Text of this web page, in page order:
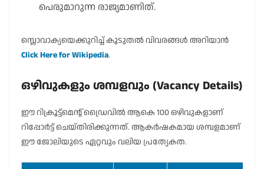
പെരുമാറുന്ന രാജ്യമാണിത്.
സ്ലൊവാക്യയെക്കുറിച്ച് കൂടുതൽ വിവരങ്ങൾ അറിയാൻ
Click Here for Wikipedia.
ഒഴിവുകളും ശമ്പളവും (Vacancy Details)
ഈ റിക്രൂട്ട്മെന്റ് ഡ്രൈവിൽ ആകെ 100 ഒഴിവുകളാണ്
റിപ്പോർട്ട് ചെയ്തിരിക്കുന്നത്. ആകർഷകമായ ശമ്പളമാണ്
ഈ ജോലിയുടെ ഏറ്റവും വലിയ പ്രത്യേകത.